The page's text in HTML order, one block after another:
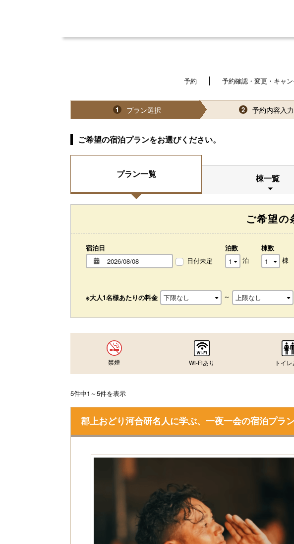
予約 予約確認・変更・キャ
1 プラン選択 2 予約内容入力
ご希望の宿泊プランをお選びください。
プラン一覧 棟一覧
ご希望の
宿泊日
日付未定
泊数
泊
棟数
棟
※大人1名様あたりの料金 ～
禁煙 Wi-Fiあり トイレ
5件中1～5件を表示
郡上おどり河合研名人に学ぶ、一夜一会の宿泊プラ